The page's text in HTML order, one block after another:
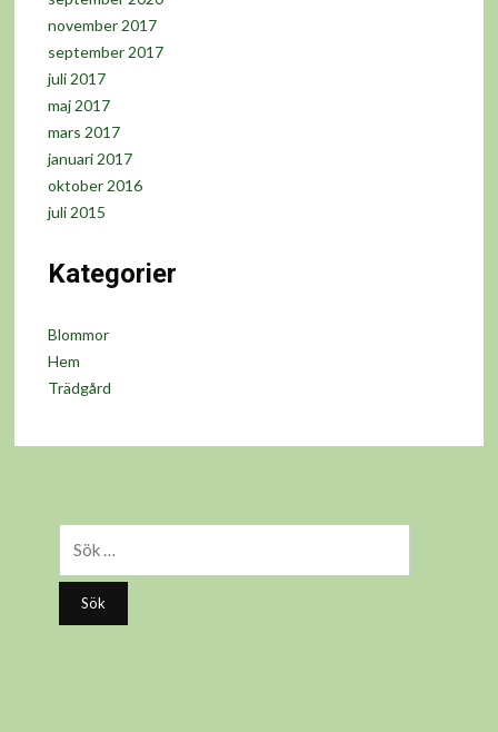
november 2017
september 2017
juli 2017
maj 2017
mars 2017
januari 2017
oktober 2016
juli 2015
Kategorier
Blommor
Hem
Trädgård